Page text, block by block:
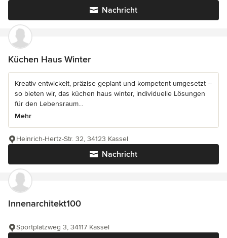
Nachricht
Küchen Haus Winter
Kreativ entwickelt, präzise geplant und kompetent umgesetzt –
so bieten wir, das küchen haus winter, individuelle Lösungen
für den Lebensraum...
Mehr
Nachricht
Heinrich-Hertz-Str. 32, 34123 Kassel
Innenarchitekt100
Sportplatzweg 3, 34117 Kassel